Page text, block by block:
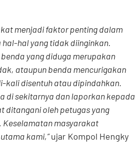
menjadi faktor penting dalam
hal yang tidak diinginkan.
yang diduga merupakan
ataupun benda mencurigakan
kali disentuh atau dipindahkan.
di sekitarnya dan laporkan kepada
ditangani oleh petugas yang
Keselamatan masyarakat
kami,”ujar Kompol Hengky